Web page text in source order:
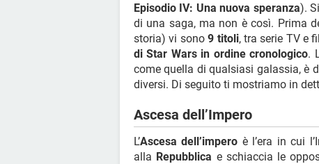
Episodio IV: Una nuova speranza).
di una saga, ma non è così. Prima
storia) vi sono9 titoli, tra serie TV e
di Star Wars in ordine cronologico.
come quella di qualsiasi galassia, è
diversi. Di seguito ti mostriamo in
Ascesa dell’Impero
L’Ascesa dell’impero è l’era in cui
alla Repubblica e schiaccia le